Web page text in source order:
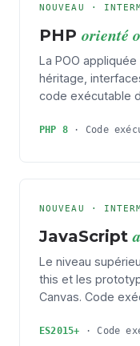
NOUVEAU ·
PHP orienté
La POO appliquée
héritage,
code exécutable
PHP 8 · Code
NOUVEAU ·
JavaScript
Le niveau
this et les
Canvas. Code
ES2015+ ·Code